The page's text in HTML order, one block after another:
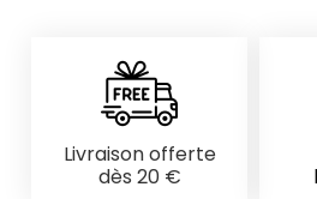
Livraison offerte
dès 20 €